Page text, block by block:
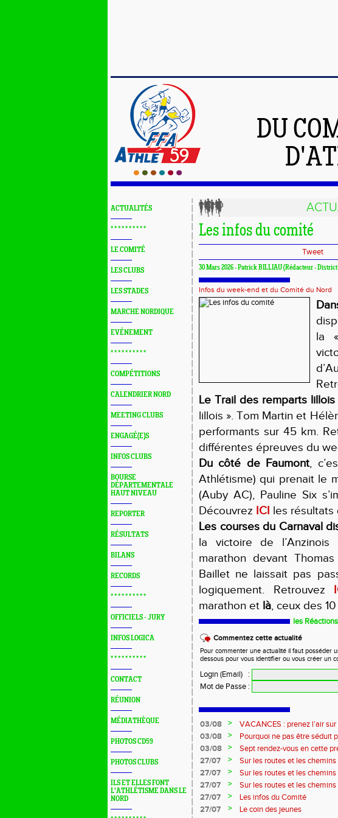
DU
ACTUALITÉS
* * * * * * * * * *
LE COMITÉ
LES CLUBS
LES STADES
MARCHE NORDIQUE
EVÉNEMENT
* * * * * * * * * *
COMPÉTITIONS
CALENDRIER NORD
MEETING CLUBS
ENGAGÉ(E)S
INFOS CLUBS
BOURSE
DÉPARTEMENTALE
HAUT NIVEAU
REPORTER
RÉSULTATS
BILANS
RECORDS
* * * * * * * * * *
OFFICIELS - JURY
INFOS LOGICA
* * * * * * * * * *
CONTACT
RÉUNION
MÉDIATHÈQUE
PHOTOS CD59
PHOTOS CLUBS
ILS ET ELLES FONT
L'ATHLÉTISME DANS LE
NORD
Les infos du comité
Tweet
30 Mars 2026 - Patrick BILLIAU (Rédacteur -
Infos du week-end et du Comité du Nord
la
Le Trail des remparts lillois
lillois ». Tom Martin et
performants sur 45 km.
différentes épreuves du
Du côté de Faumont,
Athlétisme) qui prenait le
(Auby AC), Pauline Six
Découvrez ICI les résultats
Les courses du Carnaval
la victoire de
marathon devant
Baillet ne laissait pas
logiquement. Retrouvez
marathon et là, ceux des
les Réactions
Commentez cette actualité
Pour commenter une actualité il faut posséder
dessous pour vous identifier ou vous créer un
Login (Email)
:
Mot de Passe :
03/08 >
VACANCES : prenez l’air
03/08
>
Pourquoi ne pas être séduit
?...
03/08 >
Sept rendez-vous en cette
27/07
>
Sur les routes et les
27/07
>
Sur les routes et les
27/07
>
Sur les routes et les
Marque
27/07 >
Les infos du Comité
27/07
>
Le coin des jeunes